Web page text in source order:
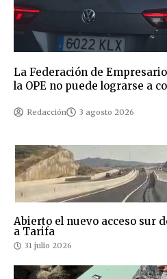
La Federación de
la OPE no puede lograrse a
Redacción 3 agosto 2026
Abierto el nuevo acceso sur
a Tarifa
31 julio 2026